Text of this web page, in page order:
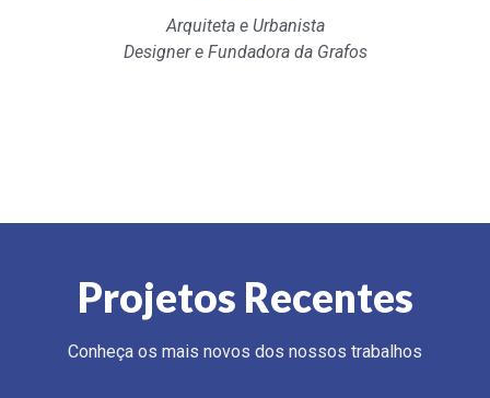
Arquiteta e Urbanista
Designer e Fundadora da Grafos
Projetos Recentes
Conheça os mais novos dos nossos trabalhos